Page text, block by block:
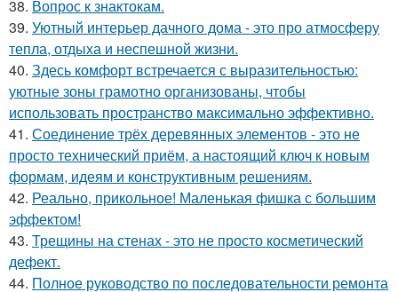
38. Вопрос к знактокам.
39. Уютный интерьер дачного дома - это про атмосферу
тепла, отдыха и неспешной жизни.
40. Здесь комфорт встречается с выразительностью:
уютные зоны грамотно организованы, чтобы
использовать пространство максимально эффективно.
41. Соединение трёх деревянных элементов - это не
просто технический приём, а настоящий ключ к новым
формам, идеям и конструктивным решениям.
42. Реально, прикольное! Маленькая фишка с большим
эффектом!
43. Трещины на стенах - это не просто косметический
дефект.
44. Полное руководство по последовательности ремонта